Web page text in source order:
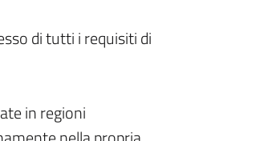
di tutti i requisiti di
in regioni